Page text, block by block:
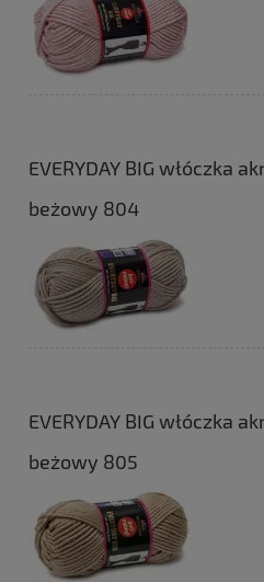
EVERYDAY BIG włóczka
beżowy 804
EVERYDAY BIG włóczka
beżowy 805